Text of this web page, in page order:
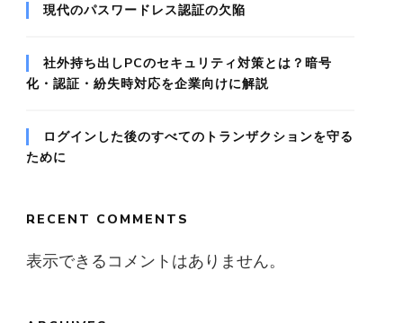
現代のパスワードレス認証の欠陥
社外持ち出しPCのセキュリティ対策とは？暗号
化・認証・紛失時対応を企業向けに解説
ログインした後のすべてのトランザクションを守る
ために
RECENT COMMENTS
表示できるコメントはありません。